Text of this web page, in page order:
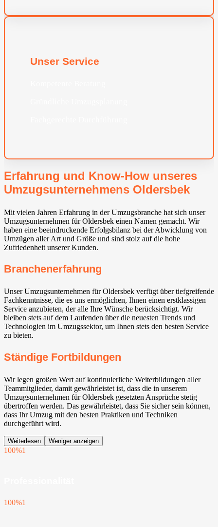
Unser Service
Erfahrung und Know-How unseres
Umzugsunternehmens Oldersbek
Mit vielen Jahren Erfahrung in der Umzugsbranche hat sich unser
Umzugsunternehmen für Oldersbek einen Namen gemacht. Wir
haben eine beeindruckende Erfolgsbilanz bei der Abwicklung von
Umzügen aller Art und Größe und sind stolz auf die hohe
Zufriedenheit unserer Kunden.
Branchenerfahrung
Unser Umzugsunternehmen für Oldersbek verfügt über tiefgreifende
Fachkenntnisse, die es uns ermöglichen, Ihnen einen erstklassigen
Service anzubieten, der alle Ihre Wünsche berücksichtigt. Wir
bleiben stets auf dem Laufenden über die neuesten Trends und
Technologien im Umzugssektor, um Ihnen stets den besten Service
zu bieten.
Ständige Fortbildungen
Wir legen großen Wert auf kontinuierliche Weiterbildungen aller
Teammitglieder, damit gewährleistet ist, dass die in unserem
Umzugsunternehmen für Oldersbek gesetzten Ansprüche stetig
übertroffen werden. Das gewährleistet, dass Sie sicher sein können,
dass Ihr Umzug mit den besten Praktiken und Techniken
durchgeführt wird.
Weiterlesen Weniger anzeigen
100%1
100%1